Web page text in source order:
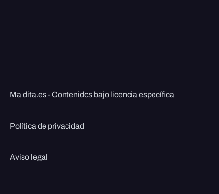
Maldita.es - Contenidos bajo licencia específica
Política de privacidad
Aviso legal